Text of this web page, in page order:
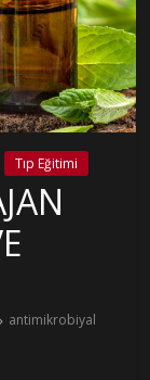
Tıp Eğitimi
antimikrobiyal